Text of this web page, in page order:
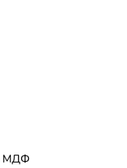
МДФ